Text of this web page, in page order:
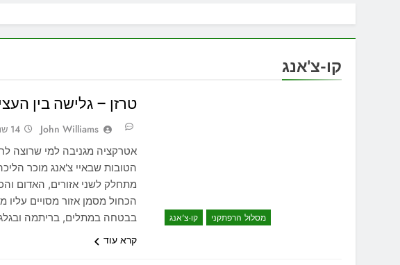
קו-צ'אנג
מסלול הרפתקני קו-צ'אנג
טרזן – גלישה בין
John Williams 14 שנים Ago
אטרקציה מגניבה למי שרוצה
מתחלק לשני אזורים, האדום
בבטחה במתלים, בריתמה
קרא עוד